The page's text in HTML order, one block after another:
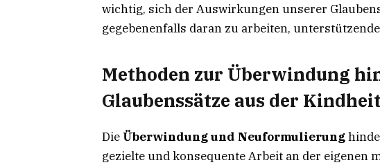
wichtig, sich der Auswirkungen unserer
gegebenenfalls daran zu arbeiten,
Methoden zur Überwindung
Glaubenssätze aus der Kindheit
Die Überwindung und Neuformulierung
gezielte und konsequente Arbeit an der eigenen